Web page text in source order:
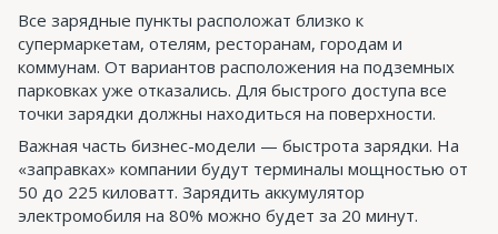
Все зарядные пункты расположат близко к
супермаркетам, отелям, ресторанам, городам и
коммунам. От вариантов расположения на подземных
парковках уже отказались. Для быстрого доступа все
точки зарядки должны находиться на поверхности.
Важная часть бизнес-модели — быстрота зарядки. На
«заправках» компании будут терминалы мощностью от
50 до 225 киловатт. Зарядить аккумулятор
электромобиля на 80% можно будет за 20 минут.